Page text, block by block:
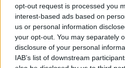
opt-out request is processed you
interest-based ads based on
us or personal information
your opt-out. You may separately
disclosure of your personal
IAB’s list of downstream
Η ενταξιακή πορεία της
τεθεί στο τραπέζι της
Κορυφής του Ευρωπαϊκού